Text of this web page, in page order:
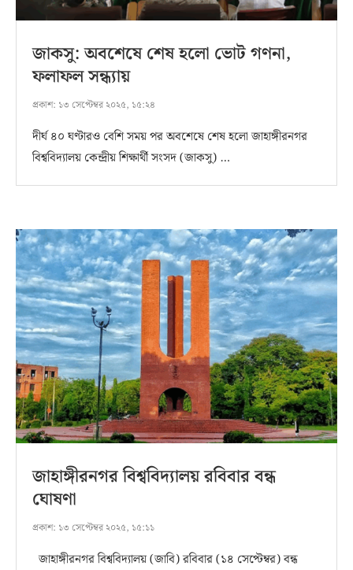
জাকসু: অবশেষে শেষ হলো ভোট গণনা,
ফলাফল সন্ধ্যায়
প্রকাশ: ১৩ সেপ্টেম্বর ২০২৫, ১৫:২৪
দীর্ঘ ৪০ ঘণ্টারও বেশি সময় পর অবশেষে শেষ হলো জাহাঙ্গীরনগর
বিশ্ববিদ্যালয় কেন্দ্রীয় শিক্ষার্থী সংসদ (জাকসু) …
জাহাঙ্গীরনগর বিশ্ববিদ্যালয় রবিবার বন্ধ
ঘোষণা
প্রকাশ: ১৩ সেপ্টেম্বর ২০২৫, ১৫:১১
জাহাঙ্গীরনগর বিশ্ববিদ্যালয় (জাবি) রবিবার (১৪ সেপ্টেম্বর) বন্ধ